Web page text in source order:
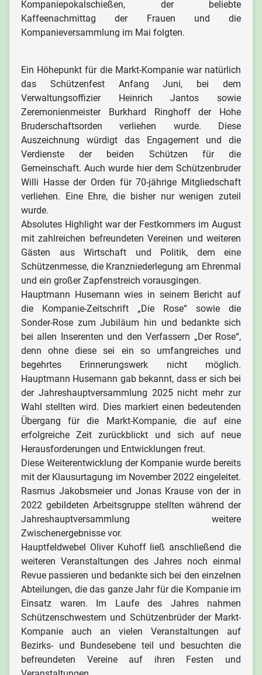
Kompaniepokalschießen, der beliebte
Kaffeenachmittag der Frauen und die
Kompanieversammlung im Mai folgten.
Ein Höhepunkt für die Markt-Kompanie war natürlich
das Schützenfest Anfang Juni, bei dem
Verwaltungsoffizier Heinrich Jantos sowie
Zeremonienmeister Burkhard Ringhoff der Hohe
Bruderschaftsorden verliehen wurde. Diese
Auszeichnung würdigt das Engagement und die
Verdienste der beiden Schützen für die
Gemeinschaft. Auch wurde hier dem Schützenbruder
Willi Hasse der Orden für 70-jährige Mitgliedschaft
verliehen. Eine Ehre, die bisher nur wenigen zuteil
wurde.
Absolutes Highlight war der Festkommers im August
mit zahlreichen befreundeten Vereinen und weiteren
Gästen aus Wirtschaft und Politik, dem eine
Schützenmesse, die Kranzniederlegung am Ehrenmal
und ein großer Zapfenstreich vorausgingen.
Hauptmann Husemann wies in seinem Bericht auf
die Kompanie-Zeitschrift „Die Rose“ sowie die
Sonder-Rose zum Jubiläum hin und bedankte sich
bei allen Inserenten und den Verfassern „Der Rose“,
denn ohne diese sei ein so umfangreiches und
begehrtes Erinnerungswerk nicht möglich.
Hauptmann Husemann gab bekannt, dass er sich bei
der Jahreshauptversammlung 2025 nicht mehr zur
Wahl stellten wird. Dies markiert einen bedeutenden
Übergang für die Markt-Kompanie, die auf eine
erfolgreiche Zeit zurückblickt und sich auf neue
Herausforderungen und Entwicklungen freut.
Diese Weiterentwicklung der Kompanie wurde bereits
mit der Klausurtagung im November 2022 eingeleitet.
Rasmus Jakobsmeier und Jonas Krause von der in
2022 gebildeten Arbeitsgruppe stellten während der
Jahreshauptversammlung weitere
Zwischenergebnisse vor.
Hauptfeldwebel Oliver Kuhoff ließ anschließend die
weiteren Veranstaltungen des Jahres noch einmal
Revue passieren und bedankte sich bei den einzelnen
Abteilungen, die das ganze Jahr für die Kompanie im
Einsatz waren. Im Laufe des Jahres nahmen
Schützenschwestern und Schützenbrüder der Markt-
Kompanie auch an vielen Veranstaltungen auf
Bezirks- und Bundesebene teil und besuchten die
befreundeten Vereine auf ihren Festen und